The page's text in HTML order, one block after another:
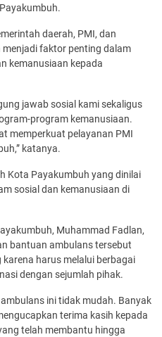
daerah, PMI, dan
faktor penting dalam
kemanusiaan kepada
jawab sosial kami sekaligus
program kemanusiaan.
memperkuat pelayanan PMI
katanya.
Kota Payakumbuh yang dinilai
sosial dan kemanusiaan di
Muhammad Fadlan,
bantuan ambulans tersebut
harus melalui berbagai
dengan sejumlah pihak.
ini tidak mudah. Banyak
terima kasih kepada
telah membantu hingga